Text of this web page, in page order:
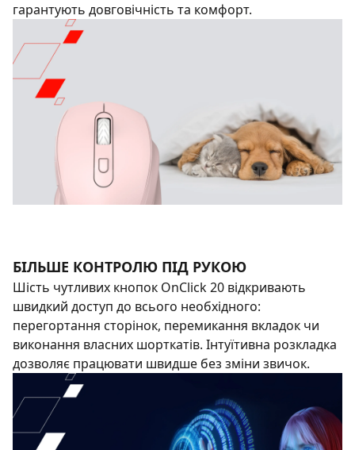
гарантують довговічність та комфорт.
БІЛЬШЕ КОНТРОЛЮ ПІД РУКОЮ
Шість чутливих кнопок OnClick 20 відкривають
швидкий доступ до всього необхідного:
перегортання сторінок, перемикання вкладок чи
виконання власних шорткатів. Інтуїтивна розкладка
дозволяє працювати швидше без зміни звичок.